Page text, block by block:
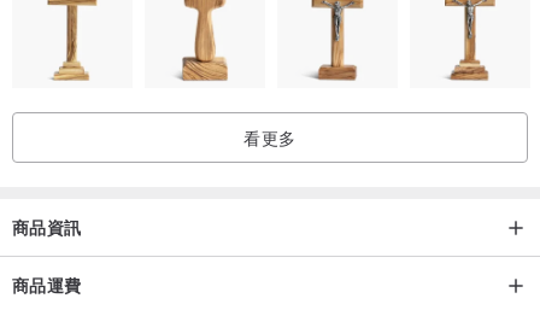
看更多
商品資訊
商品運費